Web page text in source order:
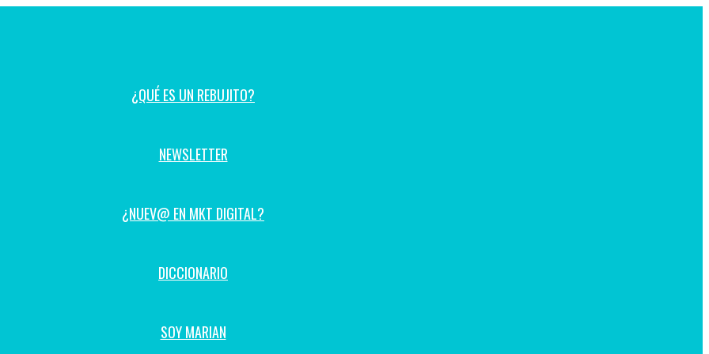
¿QUÉ ES UN REBUJITO?
NEWSLETTER
¿NUEV@ EN MKT DIGITAL?
DICCIONARIO
SOY MARIAN